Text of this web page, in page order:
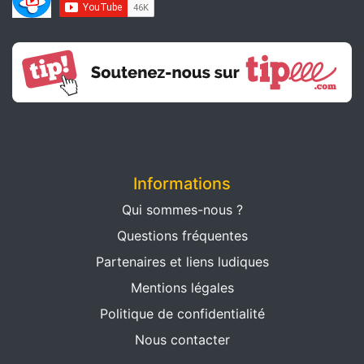
Informations
Qui sommes-nous ?
Questions fréquentes
Partenaires et liens ludiques
Mentions légales
Politique de confidentialité
Nous contacter